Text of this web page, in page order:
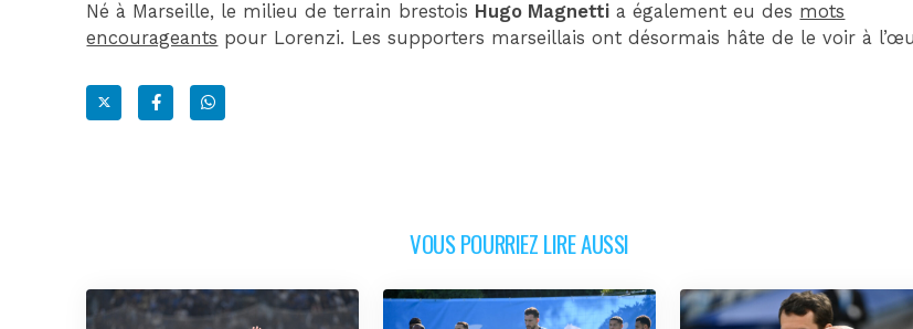
Né à Marseille, le milieu de terrain brestois Hugo Magnetti a également eu des mots
encourageants pour Lorenzi. Les supporters marseillais ont désormais hâte de le voir à
VOUS POURRIEZ LIRE AUSSI